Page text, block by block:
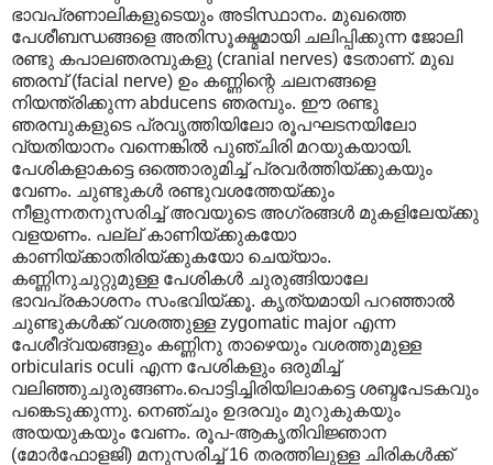
ഭാവപ്രണാലികളുടെയും അടിസ്ഥാനം. മുഖത്തെ
പേശീബന്ധങ്ങളെ അതിസൂക്ഷ്മമായി ചലിപ്പിക്കുന്ന ജോലി
രണ്ടു കപാലഞരമ്പുകളു (cranial nerves) ടേതാണ്. മുഖ
ഞരമ്പ് (facial nerve) ഉം കണ്ണിന്റെ ചലനങ്ങളെ
നിയന്ത്രിക്കുന്ന abducens ഞരമ്പും. ഈ രണ്ടു
ഞരമ്പുകളുടെ പ്രവൃത്തിയിലോ രൂപഘടനയിലോ
വ്യതിയാനം വന്നെങ്കിൽ പുഞ്ചിരി മറയുകയായി.
പേശികളാകട്ടെ ഒത്തൊരുമിച്ച് പ്രവർത്തിയ്ക്കുകയും
വേണം. ചുണ്ടുകൾ രണ്ടുവശത്തേയ്ക്കും
നീളുന്നതനുസരിച്ച് അവയുടെ അഗ്രങ്ങൾ മുകളിലേയ്ക്കു
വളയണം. പല്ല് കാണിയ്ക്കുകയോ
കാണിയ്ക്കാതിരിയ്ക്കുകയോ ചെയ്യാം.
കണ്ണിനുചുറ്റുമുള്ള പേശികൾ ചുരുങ്ങിയാലേ
ഭാവപ്രകാശനം സംഭവിയ്ക്കൂ. കൃത്യമായി പറഞ്ഞാൽ
ചുണ്ടുകൾക്ക് വശത്തുള്ള zygomatic major എന്ന
പേശീദ്വയങ്ങളും കണ്ണിനു താഴെയും വശത്തുമുള്ള
orbicularis oculi എന്ന പേശികളും ഒരുമിച്ച്
വലിഞ്ഞുചുരുങ്ങണം.പൊട്ടിച്ചിരിയിലാകട്ടെ ശബ്ദപേടകവും
പങ്കെടുക്കുന്നു. നെഞ്ചും ഉദരവും മുറുകുകയും
അയയുകയും വേണം. രൂപ-ആകൃതിവിജ്ഞാന
(മോർഫോളജി) മനുസരിച്ച് 16 തരത്തിലുള്ള ചിരികൾക്ക്